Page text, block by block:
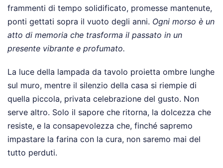
frammenti di tempo solidificato, promesse mantenute,
ponti gettati sopra il vuoto degli anni. Ogni morso è un
atto di memoria che trasforma il passato in un
presente vibrante e profumato.
La luce della lampada da tavolo proietta ombre lunghe
sul muro, mentre il silenzio della casa si riempie di
quella piccola, privata celebrazione del gusto. Non
serve altro. Solo il sapore che ritorna, la dolcezza che
resiste, e la consapevolezza che, finché sapremo
impastare la farina con la cura, non saremo mai del
tutto perduti.